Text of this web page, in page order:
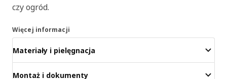
czy ogród.
Więcej informacji
Materiały i pielęgnacja
Montaż i dokumenty